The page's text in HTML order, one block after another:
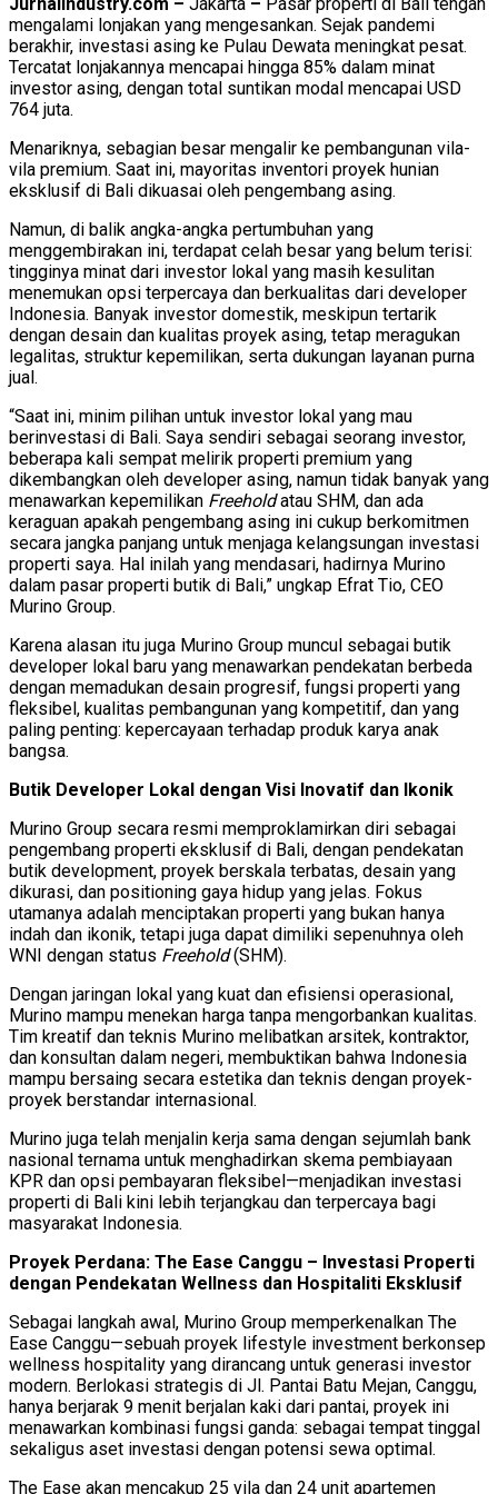
mengalami lonjakan yang mengesankan. Sejak pandemi
berakhir, investasi asing ke Pulau Dewata meningkat pesat.
Tercatat lonjakannya mencapai hingga 85% dalam minat
investor asing, dengan total suntikan modal mencapai USD
764 juta.
Menariknya, sebagian besar mengalir ke pembangunan vila-
vila premium. Saat ini, mayoritas inventori proyek hunian
eksklusif di Bali dikuasai oleh pengembang asing.
Namun, di balik angka-angka pertumbuhan yang
menggembirakan ini, terdapat celah besar yang belum terisi:
tingginya minat dari investor lokal yang masih kesulitan
menemukan opsi terpercaya dan berkualitas dari developer
Indonesia. Banyak investor domestik, meskipun tertarik
dengan desain dan kualitas proyek asing, tetap meragukan
legalitas, struktur kepemilikan, serta dukungan layanan purna
jual.
“Saat ini, minim pilihan untuk investor lokal yang mau
berinvestasi di Bali. Saya sendiri sebagai seorang investor,
beberapa kali sempat melirik properti premium yang
dikembangkan oleh developer asing, namun tidak banyak yang
menawarkan kepemilikan Freeholdatau SHM, dan ada
keraguan apakah pengembang asing ini cukup berkomitmen
secara jangka panjang untuk menjaga kelangsungan investasi
properti saya. Hal inilah yang mendasari, hadirnya Murino
dalam pasar properti butik di Bali,” ungkap Efrat Tio, CEO
Murino Group.
Karena alasan itu juga Murino Group muncul sebagai butik
developer lokal baru yang menawarkan pendekatan berbeda
dengan memadukan desain progresif, fungsi properti yang
fleksibel, kualitas pembangunan yang kompetitif, dan yang
paling penting: kepercayaan terhadap produk karya anak
bangsa.
Butik Developer Lokal dengan Visi Inovatif dan Ikonik
Murino Group secara resmi memproklamirkan diri sebagai
pengembang properti eksklusif di Bali, dengan pendekatan
butik development, proyek berskala terbatas, desain yang
dikurasi, dan positioning gaya hidup yang jelas. Fokus
utamanya adalah menciptakan properti yang bukan hanya
indah dan ikonik, tetapi juga dapat dimiliki sepenuhnya oleh
WNI dengan status Freehold(SHM).
Dengan jaringan lokal yang kuat dan efisiensi operasional,
Murino mampu menekan harga tanpa mengorbankan kualitas.
Tim kreatif dan teknis Murino melibatkan arsitek, kontraktor,
dan konsultan dalam negeri, membuktikan bahwa Indonesia
mampu bersaing secara estetika dan teknis dengan proyek-
proyek berstandar internasional.
Murino juga telah menjalin kerja sama dengan sejumlah bank
nasional ternama untuk menghadirkan skema pembiayaan
KPR dan opsi pembayaran fleksibel—menjadikan investasi
properti di Bali kini lebih terjangkau dan terpercaya bagi
masyarakat Indonesia.
Proyek Perdana: The Ease Canggu – Investasi Properti
dengan Pendekatan Wellness dan Hospitaliti Eksklusif
Sebagai langkah awal, Murino Group memperkenalkan The
Ease Canggu—sebuah proyek lifestyle investment berkonsep
wellness hospitality yang dirancang untuk generasi investor
modern. Berlokasi strategis di Jl. Pantai Batu Mejan, Canggu,
hanya berjarak 9 menit berjalan kaki dari pantai, proyek ini
menawarkan kombinasi fungsi ganda: sebagai tempat tinggal
sekaligus aset investasi dengan potensi sewa optimal.
The Ease akan mencakup 25 vila dan 24 unit apartemen